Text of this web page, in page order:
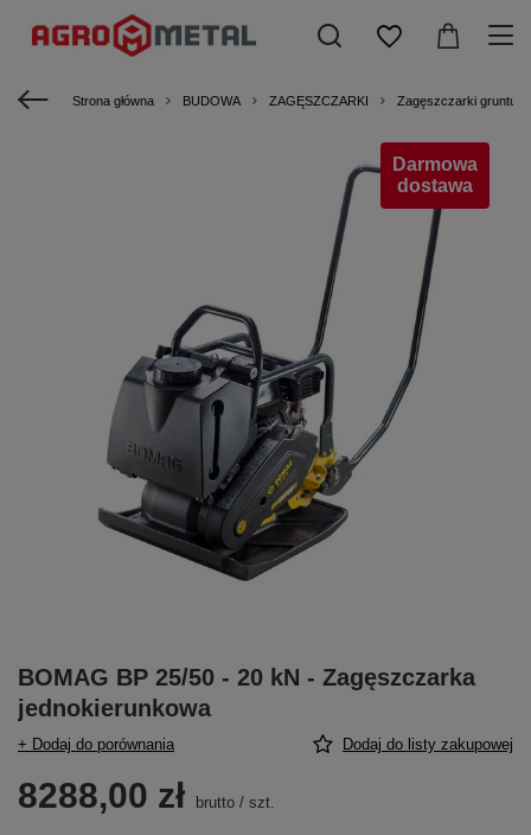
Strona główna BUDOWA ZAGĘSZCZARKI Zagęszczarki gruntu
Darmowa
dostawa
BOMAG BP 25/50 - 20 kN - Zagęszczarka
jednokierunkowa
+ Dodaj do porównania Dodaj do listy zakupowej
8288,00 zł brutto / szt.